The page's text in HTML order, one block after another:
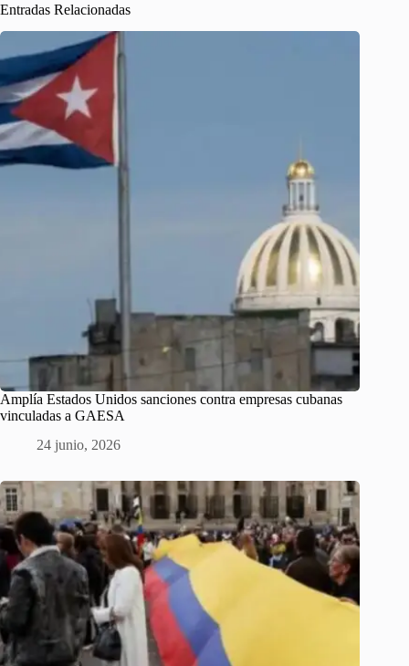
Entradas Relacionadas
Amplía Estados Unidos sanciones contra empresas cubanas
vinculadas a GAESA
24 junio, 2026